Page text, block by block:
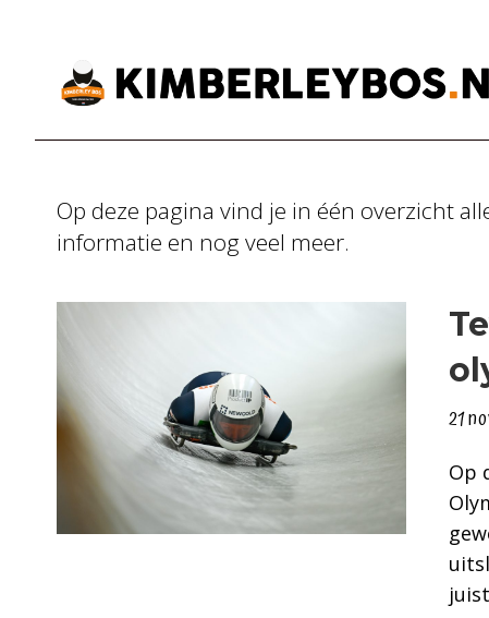
Op deze pagina vind je in één overzicht
informatie en nog veel meer.
21
Op